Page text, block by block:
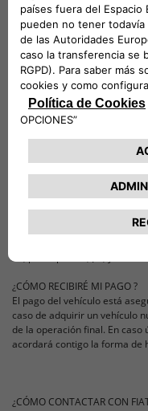
¿QUÉ DOCUMENTOS TENGO
Durante tu cita en la
documentos :
- El permiso de circulación de
- Un documento de identidad
- Datos completos de tu
- La guía completa de
mantenimientos y el historial
todas las facturas
- Los 2 juegos de llaves de tu
para acceder al sistema.
- Dependiendo el caso, la
de las tuercas anti-robo de
- Y, por supuesto, ¡tú, y tu
¿CÓMO RECIBIRÉ MI PAGO ?
El pago del vehículo está
caso de adquirir un vehículo
de la operación final. En
acordará contigo la forma de
¿CÓMO CONTACTAR CON